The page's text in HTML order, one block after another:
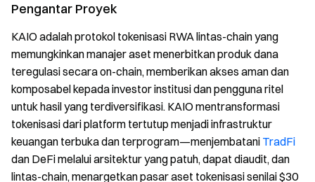
Pengantar Proyek
KAIO adalah protokol tokenisasi RWA lintas-chain yang
memungkinkan manajer aset menerbitkan produk dana
teregulasi secara on-chain, memberikan akses aman dan
komposabel kepada investor institusi dan pengguna ritel
untuk hasil yang terdiversifikasi. KAIO mentransformasi
tokenisasi dari platform tertutup menjadi infrastruktur
keuangan terbuka dan terprogram—menjembatani TradFi
dan DeFi melalui arsitektur yang patuh, dapat diaudit, dan
lintas-chain, menargetkan pasar aset tokenisasi senilai $30